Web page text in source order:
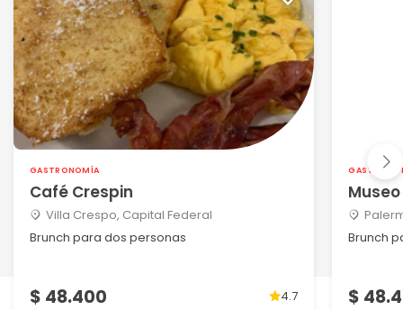
GASTRONOMÍA
Café Crespin
Villa Crespo, Capital Federal
Brunch para dos personas
$ 48.400 4.7
Brunch
$